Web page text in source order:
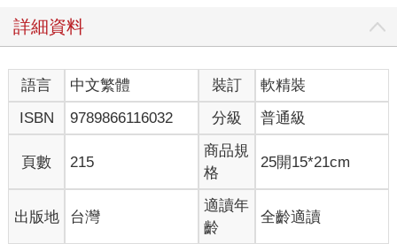
詳細資料
語言 中文繁體 裝訂
軟精裝
ISBN
9789866116032 分級 普通級
頁數 215
商品規
格
25開15*21cm
出版地 台灣
適讀年
齡
全齡適讀